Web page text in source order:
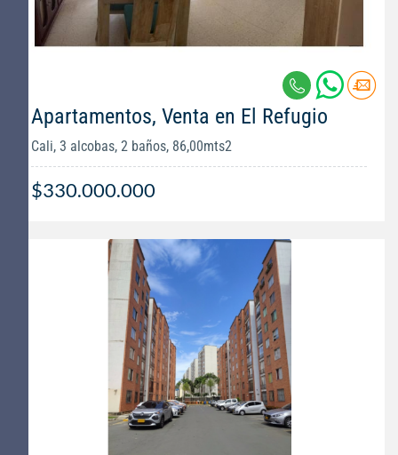
Apartamentos, Venta en El Refugio
Cali, 3 alcobas, 2 baños, 86,00mts2
$330.000.000